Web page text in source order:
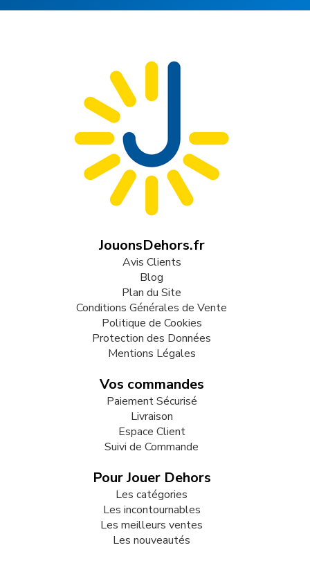
JouonsDehors.fr
Avis Clients
Blog
Plan du Site
Conditions Générales de Vente
Politique de Cookies
Protection des Données
Mentions Légales
Vos commandes
Paiement Sécurisé
Livraison
Espace Client
Suivi de Commande
Pour Jouer Dehors
Les catégories
Les incontournables
Les meilleurs ventes
Les nouveautés